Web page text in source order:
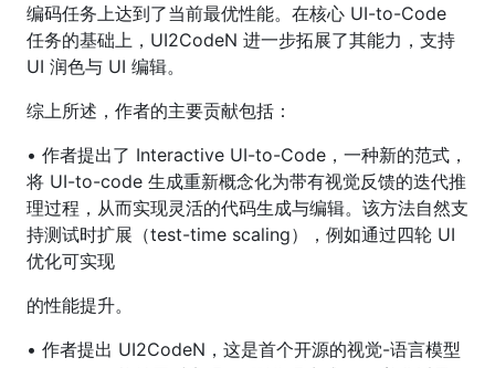
编码任务上达到了当前最优性能。在核心 UI-to-Code
任务的基础上，UI2CodeN 进一步拓展了其能力，支持
UI 润色与 UI 编辑。
综上所述，作者的主要贡献包括：
• 作者提出了 Interactive UI-to-Code，一种新的范式，
将 UI-to-code 生成重新概念化为带有视觉反馈的迭代推
理过程，从而实现灵活的代码生成与编辑。该方法自然支
持测试时扩展（test-time scaling），例如通过四轮 UI
优化可实现
的性能提升。
• 作者提出 UI2CodeN，这是首个开源的视觉-语言模型